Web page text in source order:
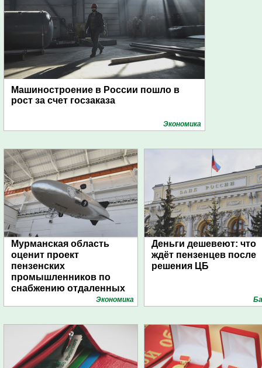
Машиностроение в России пошло в
рост за счет госзаказа
Экономика
Мурманская область
оценит проект
пензенских
промышленников по
снабжению отдаленных
поселений с помощью
Экономика
Деньги дешевеют: что
ждёт пензенцев после
решения ЦБ